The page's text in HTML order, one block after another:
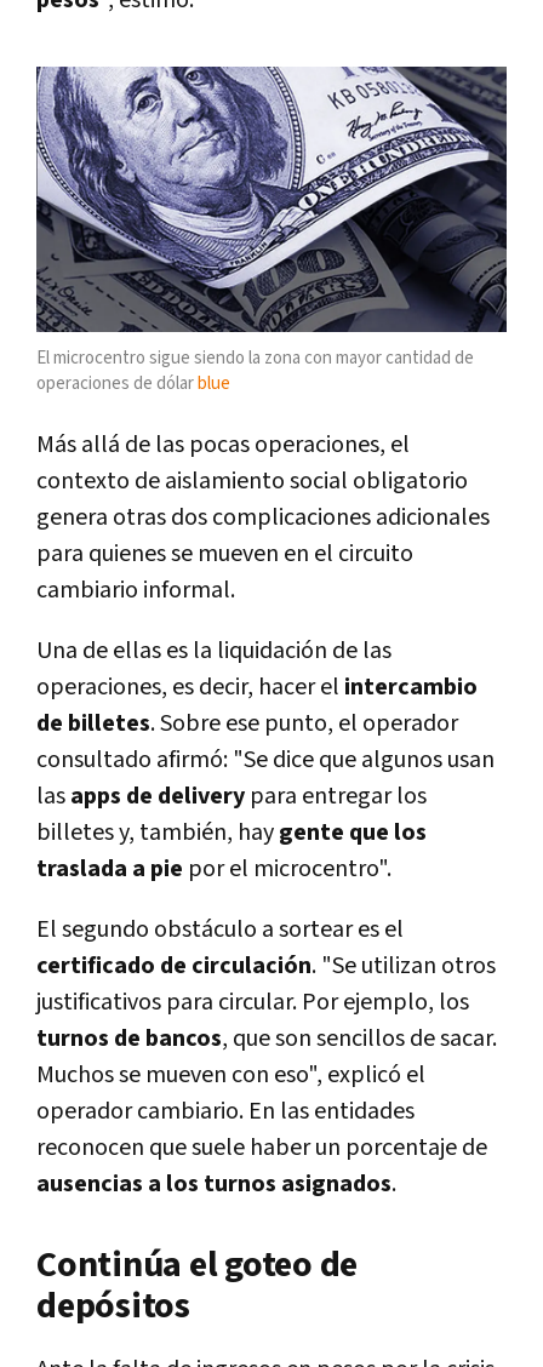
El microcentro sigue siendo la zona con mayor cantidad de
operaciones de dólarblue
Más allá de las pocas operaciones, el
contexto de aislamiento social obligatorio
genera otras dos complicaciones adicionales
para quienes se mueven en el circuito
cambiario informal.
Una de ellas es la liquidación de las
operaciones, es decir, hacer el intercambio
de billetes. Sobre ese punto, el operador
consultado afirmó: "Se dice que algunos usan
lasapps de delivery para entregar los
billetes y, también, haygente que los
traslada a pie por el microcentro".
El segundo obstáculo a sortear es el
certificado de circulación. "Se utilizan otros
justificativos para circular. Por ejemplo, los
turnos de bancos, que son sencillos de sacar.
Muchos se mueven con eso", explicó el
operador cambiario. En las entidades
reconocen que suele haber un porcentaje de
ausencias a los turnos asignados.
Continúa el goteo de
depósitos